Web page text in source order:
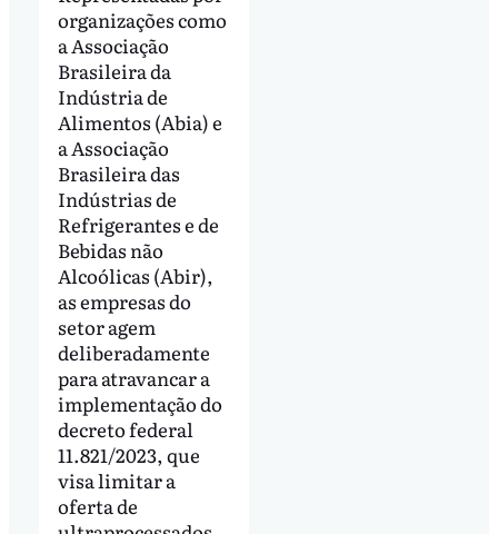
organizações como
a Associação
Brasileira da
Indústria de
Alimentos (Abia) e
a Associação
Brasileira das
Indústrias de
Refrigerantes e de
Bebidas não
Alcoólicas (Abir),
as empresas do
setor agem
deliberadamente
para atravancar a
implementação do
decreto federal
11.821/2023, que
visa limitar a
oferta de